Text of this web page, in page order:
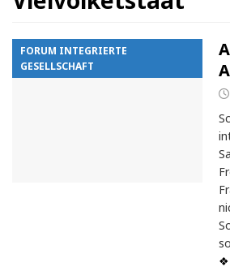
FORUM INTEGRIERTE
GESELLSCHAFT
❖